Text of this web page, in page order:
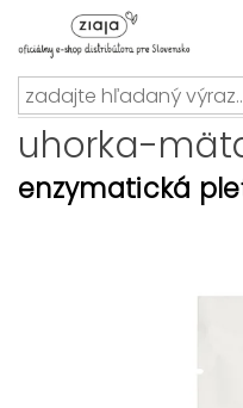
uhorka-
enzymatická